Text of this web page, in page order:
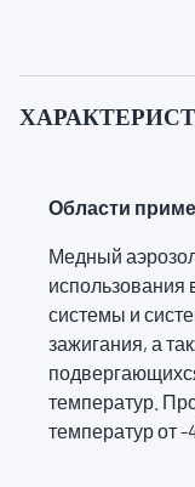
Области
Медный
использования
системы и
зажигания, а
температур.
температур от -